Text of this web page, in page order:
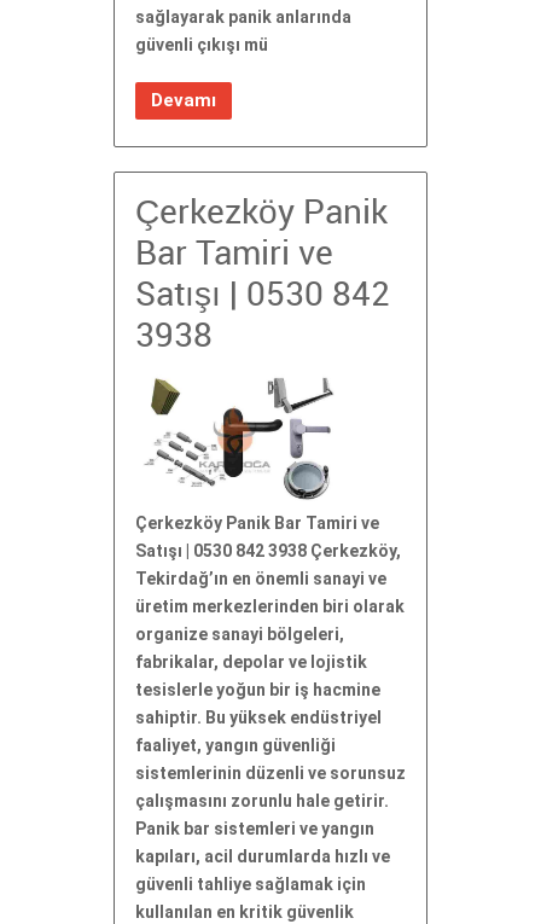
sağlayarak panik anlarında
güvenli çıkışı mü
Devamı
Çerkezköy Panik
Bar Tamiri ve
Satışı | 0530 842
3938
Çerkezköy Panik Bar Tamiri ve
Satışı | 0530 842 3938 Çerkezköy,
Tekirdağ’ın en önemli sanayi ve
üretim merkezlerinden biri olarak
organize sanayi bölgeleri,
fabrikalar, depolar ve lojistik
tesislerle yoğun bir iş hacmine
sahiptir. Bu yüksek endüstriyel
faaliyet, yangın güvenliği
sistemlerinin düzenli ve sorunsuz
çalışmasını zorunlu hale getirir.
Panik bar sistemleri ve yangın
kapıları, acil durumlarda hızlı ve
güvenli tahliye sağlamak için
kullanılan en kritik güvenlik